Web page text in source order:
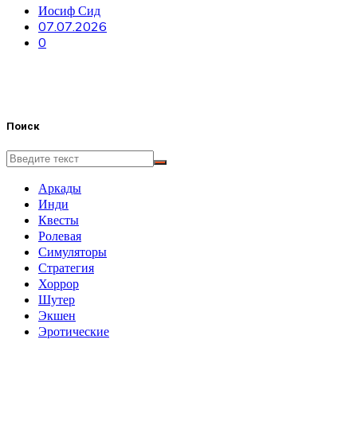
Иосиф Сид
07.07.2026
0
Поиск
Аркады
Инди
Квесты
Ролевая
Симуляторы
Стратегия
Хоррор
Шутер
Экшен
Эротические